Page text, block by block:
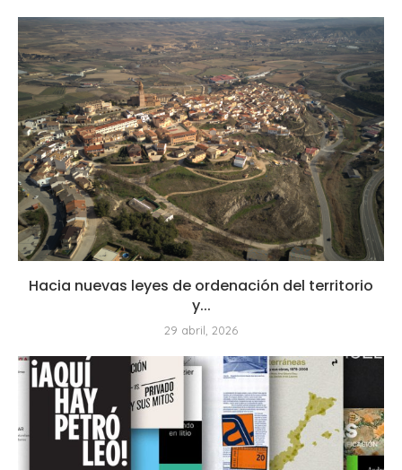
Hacia nuevas leyes de ordenación del territorio
y...
29 abril, 2026